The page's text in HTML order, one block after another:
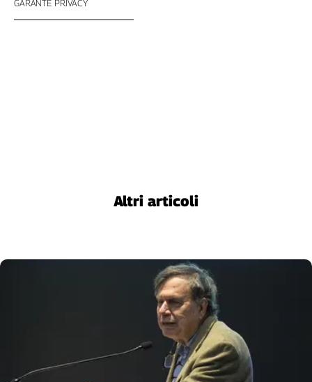
GARANTE PRIVACY
Altri articoli